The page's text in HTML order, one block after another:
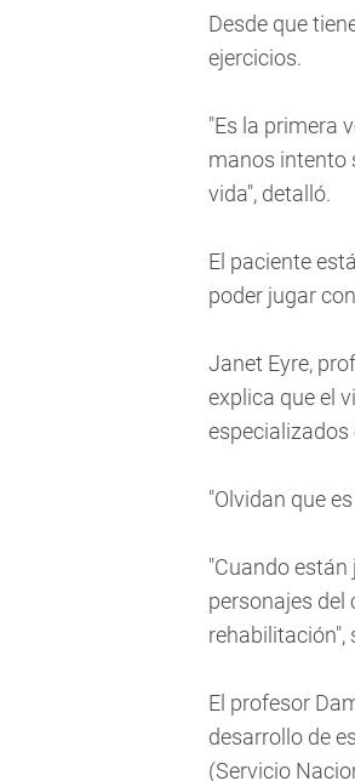
Desde que
ejercicios.
"Es la primera
manos intento
vida", detalló.
El paciente
poder jugar
Janet Eyre,
explica que el
especializados
"Olvidan que
"Cuando
personajes del
rehabilitación",
El profesor
desarrollo de
(Servicio